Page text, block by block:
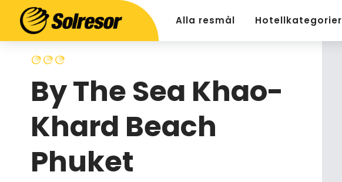
Alla resmål Hotellkategorier
By The Sea Khao-
Khard Beach
Phuket